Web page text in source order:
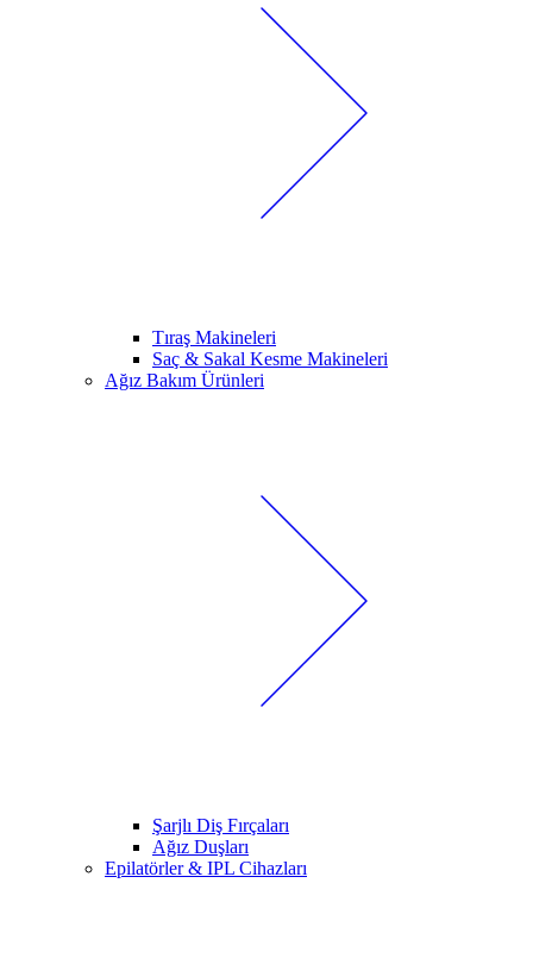
Tıraş Makineleri
Saç & Sakal Kesme Makineleri
Ağız Bakım Ürünleri
Şarjlı Diş Fırçaları
Ağız Duşları
Epilatörler & IPL Cihazları